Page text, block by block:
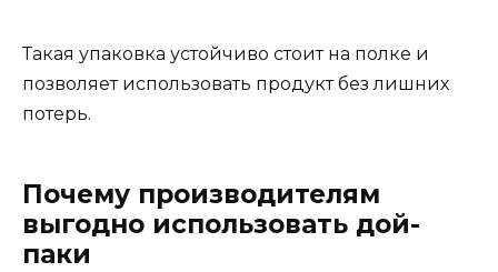
Такая упаковка устойчиво стоит на полке и
позволяет использовать продукт без лишних
потерь.
Почему производителям
выгодно использовать дой-
паки